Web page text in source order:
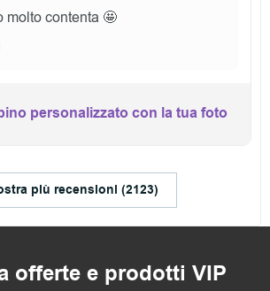
molto contenta 🤩
personalizzato con la tua foto
più recensioni (2123)
offerte e prodotti VIP